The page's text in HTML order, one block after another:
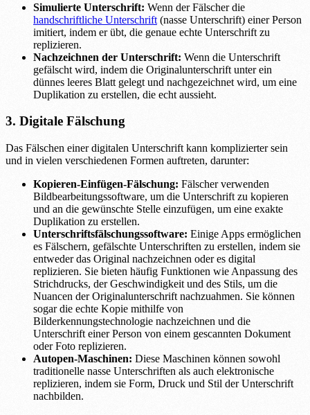
Simulierte Unterschrift: Wenn der Fälscher die
handschriftliche Unterschrift (nasse Unterschrift) einer Person
imitiert, indem er übt, die genaue echte Unterschrift zu
replizieren.
Nachzeichnen der Unterschrift: Wenn die Unterschrift
gefälscht wird, indem die Originalunterschrift unter ein
dünnes leeres Blatt gelegt und nachgezeichnet wird, um eine
Duplikation zu erstellen, die echt aussieht.
3. Digitale Fälschung
Das Fälschen einer digitalen Unterschrift kann komplizierter sein
und in vielen verschiedenen Formen auftreten, darunter:
Kopieren-Einfügen-Fälschung: Fälscher verwenden
Bildbearbeitungssoftware, um die Unterschrift zu kopieren
und an die gewünschte Stelle einzufügen, um eine exakte
Duplikation zu erstellen.
Unterschriftsfälschungssoftware: Einige Apps ermöglichen
es Fälschern, gefälschte Unterschriften zu erstellen, indem sie
entweder das Original nachzeichnen oder es digital
replizieren. Sie bieten häufig Funktionen wie Anpassung des
Strichdrucks, der Geschwindigkeit und des Stils, um die
Nuancen der Originalunterschrift nachzuahmen. Sie können
sogar die echte Kopie mithilfe von
Bilderkennungstechnologie nachzeichnen und die
Unterschrift einer Person von einem gescannten Dokument
oder Foto replizieren.
Autopen-Maschinen: Diese Maschinen können sowohl
traditionelle nasse Unterschriften als auch elektronische
replizieren, indem sie Form, Druck und Stil der Unterschrift
nachbilden.